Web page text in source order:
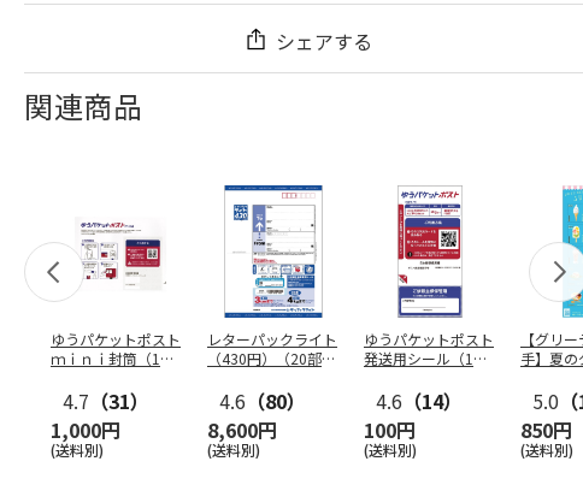
シェアする
関連商品
ゆうパケットポスト
ｍｉｎｉ封筒（1個
4.7 （31）
1,000円
(送料別)
レターパックライト
（430円）（20部セ
4.6 （80）
8,600円
(送料別)
ゆうパケットポスト
発送用シール（1個
4.6 （14）
100円
(送料別)
【グリ
手】夏の
5.0
850円
(送料別)